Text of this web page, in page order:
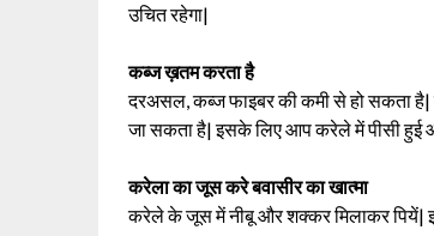
उचित रहेगा|
कब्ज ख़तम करता है
दरअसल, कब्ज फाइबर की कमी से हो सकता है|
जा सकता है| इसके लिए आप करेले में पीसी हुई
करेला का जूस करे बवासीर का खात्मा
करेले के जूस में नीबू और शक्कर मिलाकर पियें|